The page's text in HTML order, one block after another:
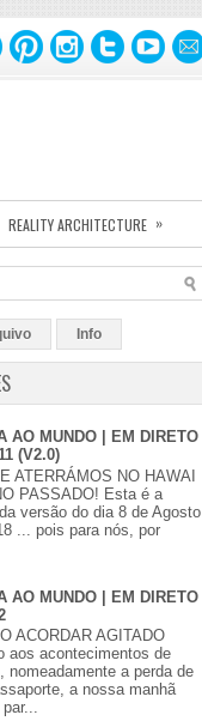
REALITY ARCHITECTURE »
Info
AO MUNDO | EM DIRETO
(V2.0)
ATERRÁMOS NO HAWAI
PASSADO! Esta é a
versão do dia 8 de Agosto
... pois para nós, por
AO MUNDO | EM DIRETO
ACORDAR AGITADO
aos acontecimentos de
nomeadamente a perda de
a nossa manhã